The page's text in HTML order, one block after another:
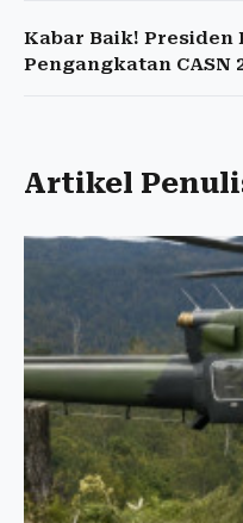
Kabar Baik!
Pengangkatan CASN
Artikel